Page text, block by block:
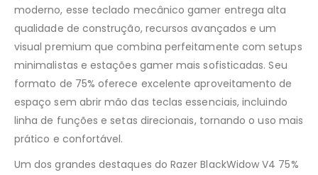
moderno, esse teclado mecânico gamer entrega alta
qualidade de construção, recursos avançados e um
visual premium que combina perfeitamente com setups
minimalistas e estações gamer mais sofisticadas. Seu
formato de 75% oferece excelente aproveitamento de
espaço sem abrir mão das teclas essenciais, incluindo
linha de funções e setas direcionais, tornando o uso mais
prático e confortável.
Um dos grandes destaques do Razer BlackWidow V4 75%